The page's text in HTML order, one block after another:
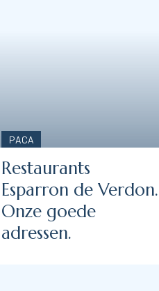
PACA
Restaurants
Esparron de Verdon.
Onze goede
adressen.